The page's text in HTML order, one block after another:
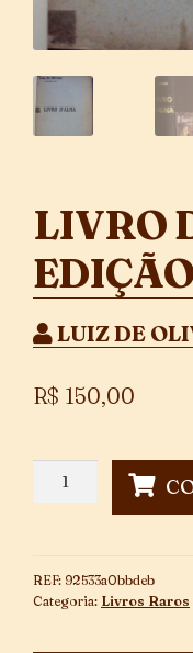
LIVRO
EDIÇÃO
LUIZ DE
R$ 150,00
Edição
quantidade
REF: 92533a0bbdeb
Categoria: Livros Raros